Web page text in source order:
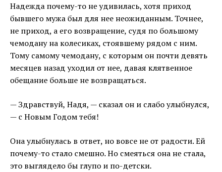
Надежда почему-то не удивилась, хотя приход
бывшего мужа был для нее неожиданным. Точнее,
не приход, а его возвращение, судя по большому
чемодану на колесиках, стоявшему рядом с ним.
Тому самому чемодану, с которым он почти девять
месяцев назад уходил от нее, давая клятвенное
обещание больше не возвращаться.
— Здравствуй, Надя, — сказал он и слабо улыбнулся,
— с Новым Годом тебя!
Она улыбнулась в ответ, но вовсе не от радости. Ей
почему-то стало смешно. Но смеяться она не стала,
это выглядело бы глупо и по-детски.